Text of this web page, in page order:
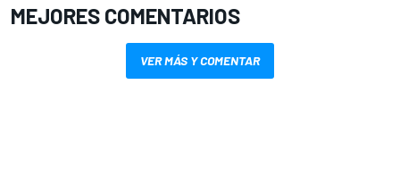
MEJORES COMENTARIOS
VER MÁS Y COMENTAR